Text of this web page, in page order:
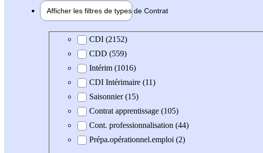
Afficher les filtres de types de Contrat
Type de contratCDI (2152)
CDD (559)
Intérim (1016)
CDI Intérimaire (11)
Saisonnier (15)
Contrat apprentissage (105)
Cont. professionnalisation (44)
Prépa.opérationnel.emploi (2)